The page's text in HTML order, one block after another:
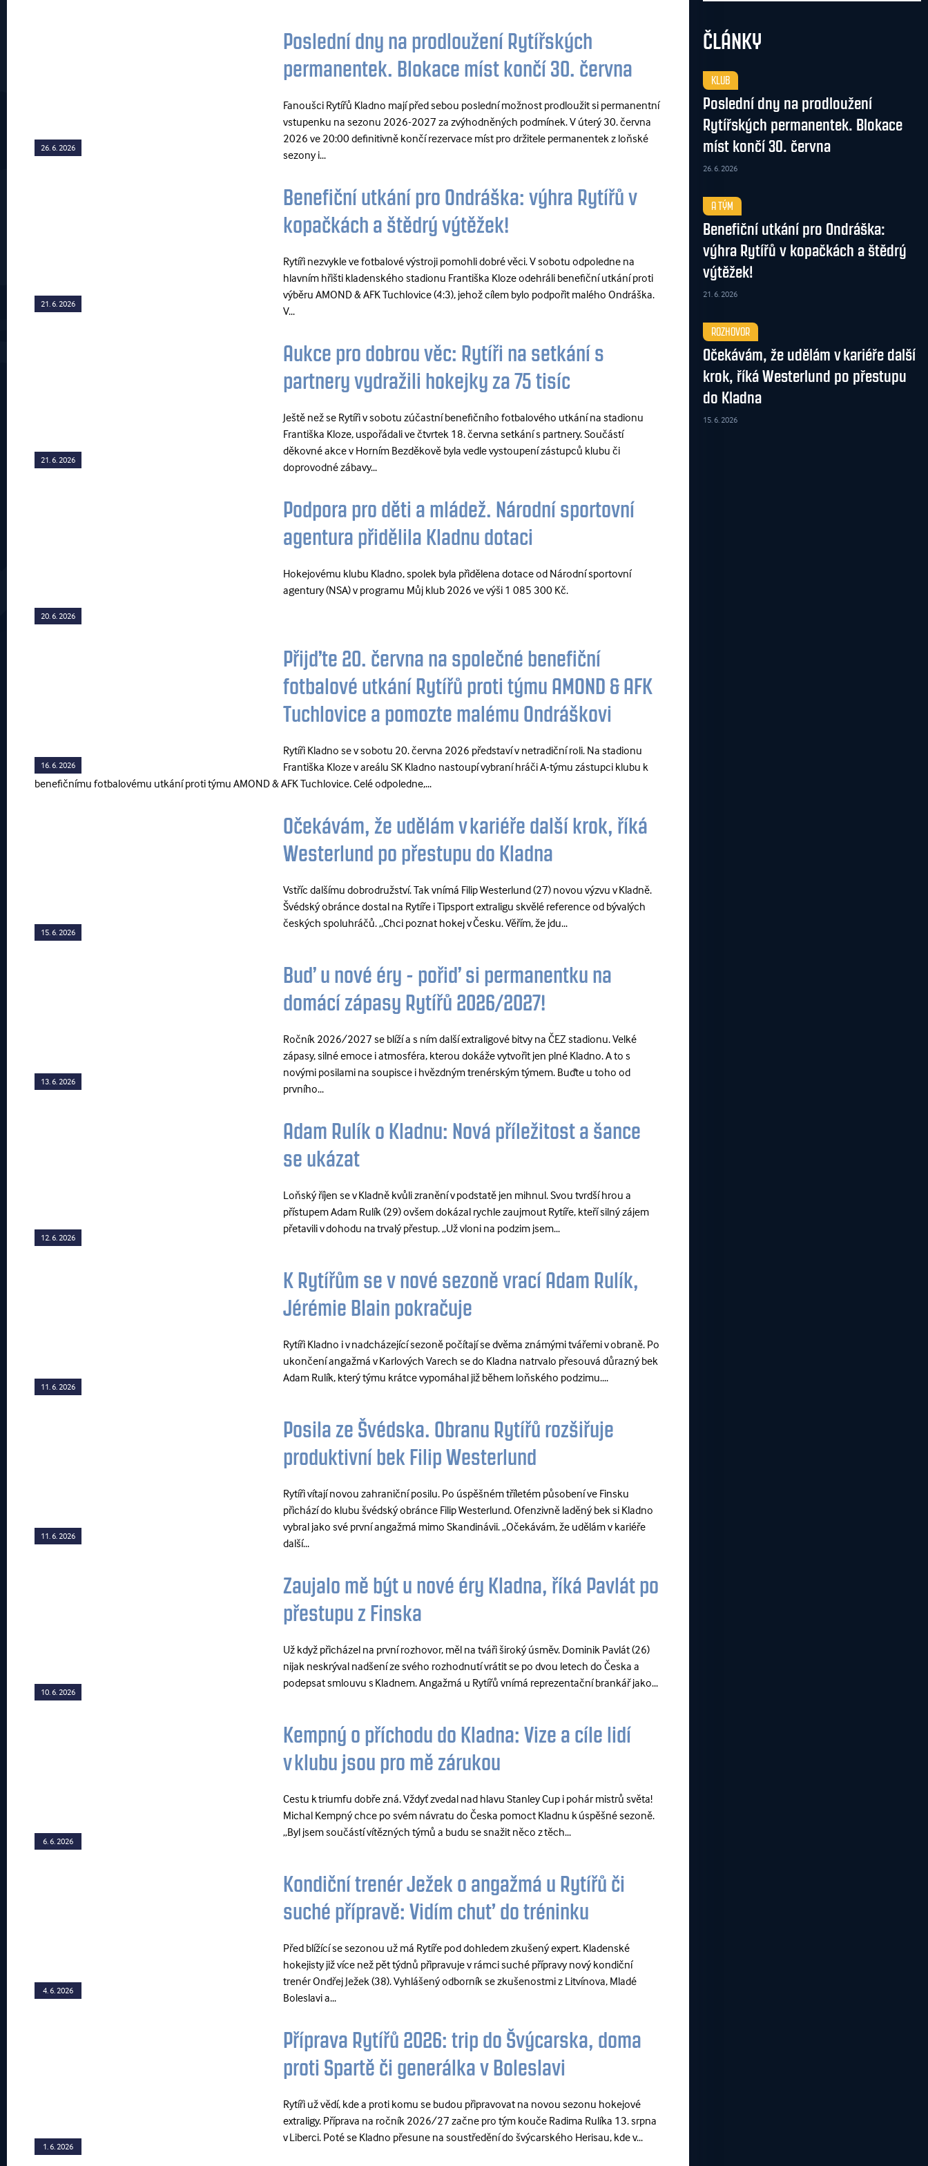
26. 6. 2026
Poslední dny na prodloužení Rytířských
permanentek. Blokace míst končí 30. června
Fanoušci Rytířů Kladno mají před sebou poslední možnost prodloužit si permanentní
vstupenku na sezonu 2026-2027 za zvýhodněných podmínek. V úterý 30. června
2026 ve 20:00 definitivně končí rezervace míst pro držitele permanentek z loňské
sezony i...
21. 6. 2026
Benefiční utkání pro Ondráška: výhra Rytířů v
kopačkách a štědrý výtěžek!
Rytíři nezvykle ve fotbalové výstroji pomohli dobré věci. V sobotu odpoledne na
hlavním hřišti kladenského stadionu Františka Kloze odehráli benefiční utkání proti
výběru AMOND & AFK Tuchlovice (4:3), jehož cílem bylo podpořit malého Ondráška.
V...
21. 6. 2026
Aukce pro dobrou věc: Rytíři na setkání s
partnery vydražili hokejky za 75 tisíc
Ještě než se Rytíři v sobotu zúčastní benefičního fotbalového utkání na stadionu
Františka Kloze, uspořádali ve čtvrtek 18. června setkání s partnery. Součástí
děkovné akce v Horním Bezděkově byla vedle vystoupení zástupců klubu či
doprovodné zábavy...
20. 6. 2026
Podpora pro děti a mládež. Národní sportovní
agentura přidělila Kladnu dotaci
Hokejovému klubu Kladno, spolek byla přidělena dotace od Národní sportovní
agentury (NSA) v programu Můj klub 2026 ve výši 1 085 300 Kč.
16. 6. 2026
Přijďte 20. června na společné benefiční
fotbalové utkání Rytířů proti týmu AMOND & AFK
Tuchlovice a pomozte malému Ondráškovi
Rytíři Kladno se v sobotu 20. června 2026 představí v netradiční roli. Na stadionu
Františka Kloze v areálu SK Kladno nastoupí vybraní hráči A-týmu zástupci klubu k
benefičnímu fotbalovému utkání proti týmu AMOND & AFK Tuchlovice. Celé odpoledne,...
15. 6. 2026
Očekávám, že udělám v kariéře další krok, říká
Westerlund po přestupu do Kladna
Vstříc dalšímu dobrodružství. Tak vnímá Filip Westerlund (27) novou výzvu v Kladně.
Švédský obránce dostal na Rytíře i Tipsport extraligu skvělé reference od bývalých
českých spoluhráčů. „Chci poznat hokej v Česku. Věřím, že jdu...
13. 6. 2026
Buď u nové éry - pořiď si permanentku na
domácí zápasy Rytířů 2026/2027!
Ročník 2026/2027 se blíží a s ním další extraligové bitvy na ČEZ stadionu. Velké
zápasy, silné emoce i atmosféra, kterou dokáže vytvořit jen plné Kladno. A to s
novými posilami na soupisce i hvězdným trenérským týmem. Buďte u toho od
prvního...
12. 6. 2026
Adam Rulík o Kladnu: Nová příležitost a šance
se ukázat
Loňský říjen se v Kladně kvůli zranění v podstatě jen mihnul. Svou tvrdší hrou a
přístupem Adam Rulík (29) ovšem dokázal rychle zaujmout Rytíře, kteří silný zájem
přetavili v dohodu na trvalý přestup. „Už vloni na podzim jsem...
11. 6. 2026
K Rytířům se v nové sezoně vrací Adam Rulík,
Jérémie Blain pokračuje
Rytíři Kladno i v nadcházející sezoně počítají se dvěma známými tvářemi v obraně. Po
ukončení angažmá v Karlových Varech se do Kladna natrvalo přesouvá důrazný bek
Adam Rulík, který týmu krátce vypomáhal již během loňského podzimu....
11. 6. 2026
Posila ze Švédska. Obranu Rytířů rozšiřuje
produktivní bek Filip Westerlund
Rytíři vítají novou zahraniční posilu. Po úspěšném tříletém působení ve Finsku
přichází do klubu švédský obránce Filip Westerlund. Ofenzivně laděný bek si Kladno
vybral jako své první angažmá mimo Skandinávii. „Očekávám, že udělám v kariéře
další...
10. 6. 2026
Zaujalo mě být u nové éry Kladna, říká Pavlát po
přestupu z Finska
Už když přicházel na první rozhovor, měl na tváři široký úsměv. Dominik Pavlát (26)
nijak neskrýval nadšení ze svého rozhodnutí vrátit se po dvou letech do Česka a
podepsat smlouvu s Kladnem. Angažmá u Rytířů vnímá reprezentační brankář jako...
6. 6. 2026
Kempný o příchodu do Kladna: Vize a cíle lidí
v klubu jsou pro mě zárukou
Cestu k triumfu dobře zná. Vždyť zvedal nad hlavu Stanley Cup i pohár mistrů světa!
Michal Kempný chce po svém návratu do Česka pomoct Kladnu k úspěšné sezoně.
„Byl jsem součástí vítězných týmů a budu se snažit něco z těch...
4. 6. 2026
Kondiční trenér Ježek o angažmá u Rytířů či
suché přípravě: Vidím chuť do tréninku
Před blížící se sezonou už má Rytíře pod dohledem zkušený expert. Kladenské
hokejisty již více než pět týdnů připravuje v rámci suché přípravy nový kondiční
trenér Ondřej Ježek (38). Vyhlášený odborník se zkušenostmi z Litvínova, Mladé
Boleslavi a...
1. 6. 2026
Příprava Rytířů 2026: trip do Švýcarska, doma
proti Spartě či generálka v Boleslavi
Rytíři už vědí, kde a proti komu se budou připravovat na novou sezonu hokejové
extraligy. Příprava na ročník 2026/27 začne pro tým kouče Radima Rulíka 13. srpna
v Liberci. Poté se Kladno přesune na soustředění do švýcarského Herisau, kde v...
ČLÁNKY
KLUB
Poslední dny na prodloužení
Rytířských permanentek. Blokace
míst končí 30. června
26. 6. 2026
A TÝM
Benefiční utkání pro Ondráška:
výhra Rytířů v kopačkách a štědrý
výtěžek!
21. 6. 2026
ROZHOVOR
Očekávám, že udělám v kariéře další
krok, říká Westerlund po přestupu
do Kladna
15. 6. 2026